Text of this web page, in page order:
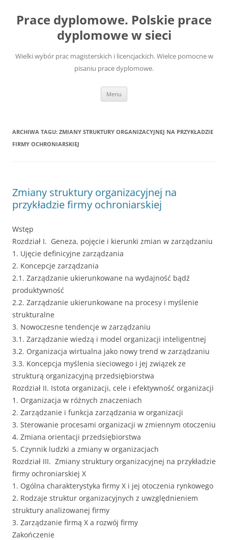
treści
Prace dyplomowe. Polskie prace
dyplomowe w sieci
Wielki wybór prac magisterskich i licencjackich. Wielce pomocne w
pisaniu prace dyplomowe.
Menu
ARCHIWA TAGU: ZMIANY STRUKTURY ORGANIZACYJNEJ NA PRZYKŁADZIE
FIRMY OCHRONIARSKIEJ
Zmiany struktury organizacyjnej na
przykładzie firmy ochroniarskiej
Wstęp
Rozdział I. Geneza, pojęcie i kierunki zmian w zarządzaniu
1. Ujęcie definicyjne zarządzania
2. Koncepcje zarządzania
2.1. Zarządzanie ukierunkowane na wydajność bądź
produktywność
2.2. Zarządzanie ukierunkowane na procesy i myślenie
strukturalne
3. Nowoczesne tendencje w zarządzaniu
3.1. Zarządzanie wiedzą i model organizacji inteligentnej
3.2. Organizacja wirtualna jako nowy trend w zarządzaniu
3.3. Koncepcja myślenia sieciowego i jej związek ze
strukturą organizacyjną przedsiębiorstwa
Rozdział II. Istota organizacji, cele i efektywność organizacji
1. Organizacja w różnych znaczeniach
2. Zarządzanie i funkcja zarządzania w organizacji
3. Sterowanie procesami organizacji w zmiennym otoczeniu
4. Zmiana orientacji przedsiębiorstwa
5. Czynnik ludzki a zmiany w organizacjach
Rozdział III. Zmiany struktury organizacyjnej na przykładzie
firmy ochroniarskiej X
1. Ogólna charakterystyka firmy X i jej otoczenia rynkowego
2. Rodzaje struktur organizacyjnych z uwzględnieniem
struktury analizowanej firmy
3. Zarządzanie firmą X a rozwój firmy
Zakończenie